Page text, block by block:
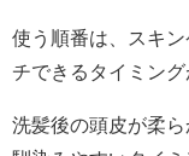
使う順番は、スキ
チできるタイミング
洗髪後の頭皮が柔